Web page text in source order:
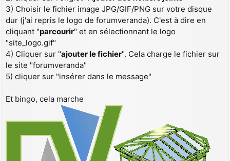
3) Choisir le fichier image JPG/GIF/PNG sur votre disque
dur (j'ai repris le logo de forumveranda). C'est à dire en
cliquant "parcourir" et en sélectionnant le logo
"site_logo.gif"
4) Cliquer sur "ajouter le fichier". Cela charge le fichier sur
le site "forumveranda"
5) cliquer sur "insérer dans le message"
Et bingo, cela marche